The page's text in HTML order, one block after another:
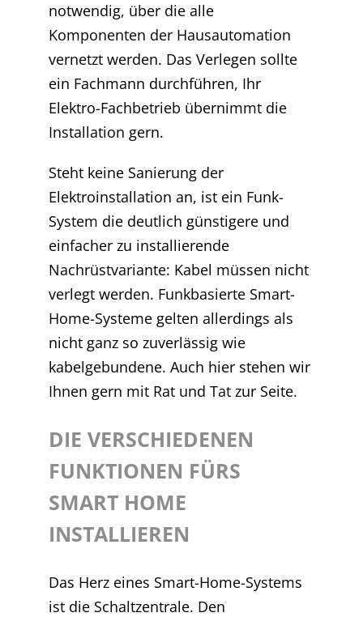
notwendig, über die alle
Komponenten der Hausautomation
vernetzt werden. Das Verlegen sollte
ein Fachmann durchführen, Ihr
Elektro-Fachbetrieb übernimmt die
Installation gern.
Steht keine Sanierung der
Elektroinstallation an, ist ein Funk-
System die deutlich günstigere und
einfacher zu installierende
Nachrüstvariante: Kabel müssen nicht
verlegt werden. Funkbasierte Smart-
Home-Systeme gelten allerdings als
nicht ganz so zuverlässig wie
kabelgebundene. Auch hier stehen wir
Ihnen gern mit Rat und Tat zur Seite.
DIE VERSCHIEDENEN
FUNKTIONEN FÜRS
SMART HOME
INSTALLIEREN
Das Herz eines Smart-Home-Systems
ist die Schaltzentrale. Den